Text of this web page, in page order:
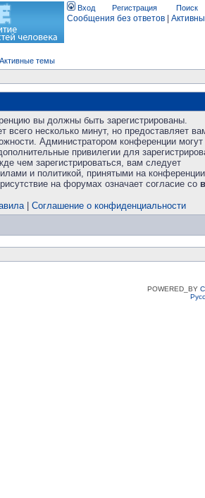
Вход Регистрация Поиск
Сообщения без ответов
Активные темы
вы должны быть зарегистрированы.
всего несколько минут, но предоставляет
Администратором конференции
привилегии для
чем зарегистрироваться, вам следует
и политикой, принятыми на
на форумах означает согласие со
| Соглашение о конфиденциальности
POWERED_BY